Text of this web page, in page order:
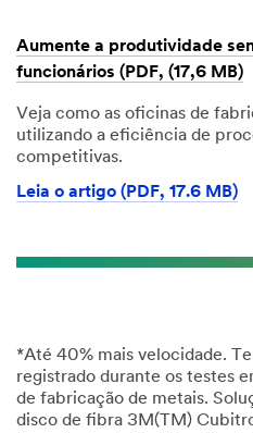
Aumente a produtividade
funcionários (PDF, (17,6 MB)
Veja como as oficinas de
utilizando a eficiência de
competitivas.
Leia o artigo (PDF, 17.6 MB)
*Até 40% mais velocidade.
registrado durante os testes
de fabricação de metais.
disco de fibra 3M(TM)